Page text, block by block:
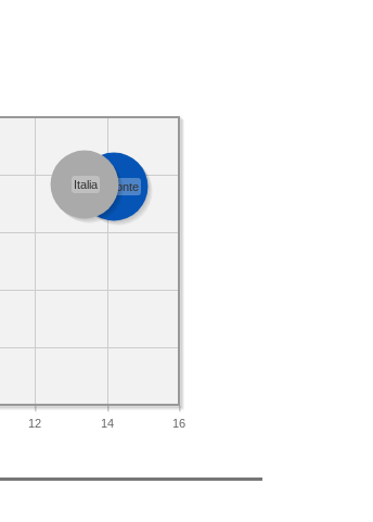
12 14 16
Piemonte
Italia